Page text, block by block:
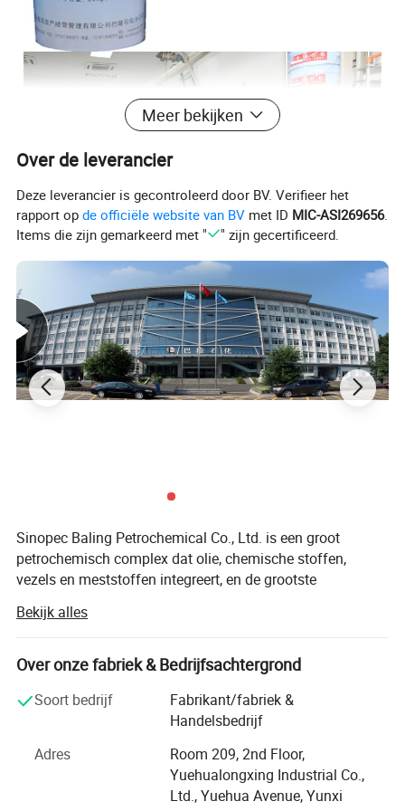
Verpakking en verzending
20 kg/drum, 230 kg/drum, 1150 kg/IBC, 23 ton/ISO-TANK
Meer bekijken
Over de leverancier
Deze leverancier is gecontroleerd door BV. Verifieer het
rapport opde officiële website van BV met ID MIC-ASI269656.
Items die zijn gemarkeerd met "
" zijn gecertificeerd.
Sinopec Baling Petrochemical Co., Ltd. is een groot
petrochemisch complex dat olie, chemische stoffen,
vezels en meststoffen integreert, en de grootste
commerciële cyclohexanone productiebedrijven.
Baling Petrochemical Co. Ltd. aangesloten bij Sinopec,
heeft het 14 aangesloten eenheden, waaronder de divisie
Olefin (olieraffinaderij), de divisie cyclohexanone, de
synthetische vezelfabriek, de divisie synthetisch rubber, de
Division, Watervoorziening en behandeling, Supply and
Marketing Division, Yunxi Community, Urban Community
Bekijk alles
Over onze fabriek & Bedrijfsachtergrond
Soort bedrijf
Fabrikant/fabriek &
Handelsbedrijf
Adres
Room 209, 2nd Floor,
Yuehualongxing Industrial Co.,
Ltd., Yuehua Avenue, Yunxi